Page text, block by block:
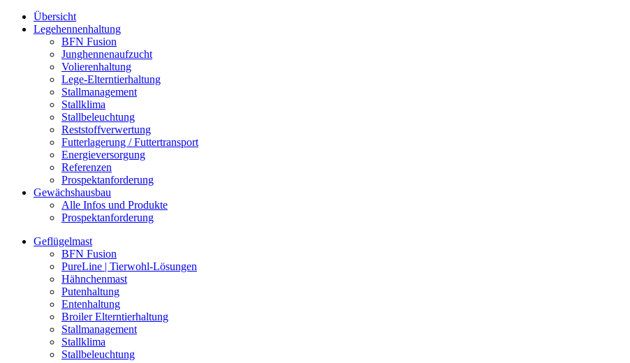
Übersicht
Legehennenhaltung
BFN Fusion
Junghennenaufzucht
Volierenhaltung
Lege-Elterntierhaltung
Stallmanagement
Stallklima
Stallbeleuchtung
Reststoffverwertung
Futterlagerung / Futtertransport
Energieversorgung
Referenzen
Prospektanforderung
Gewächshausbau
Alle Infos und Produkte
Prospektanforderung
Geflügelmast
BFN Fusion
PureLine | Tierwohl-Lösungen
Hähnchenmast
Putenhaltung
Entenhaltung
Broiler Elterntierhaltung
Stallmanagement
Stallklima
Stallbeleuchtung